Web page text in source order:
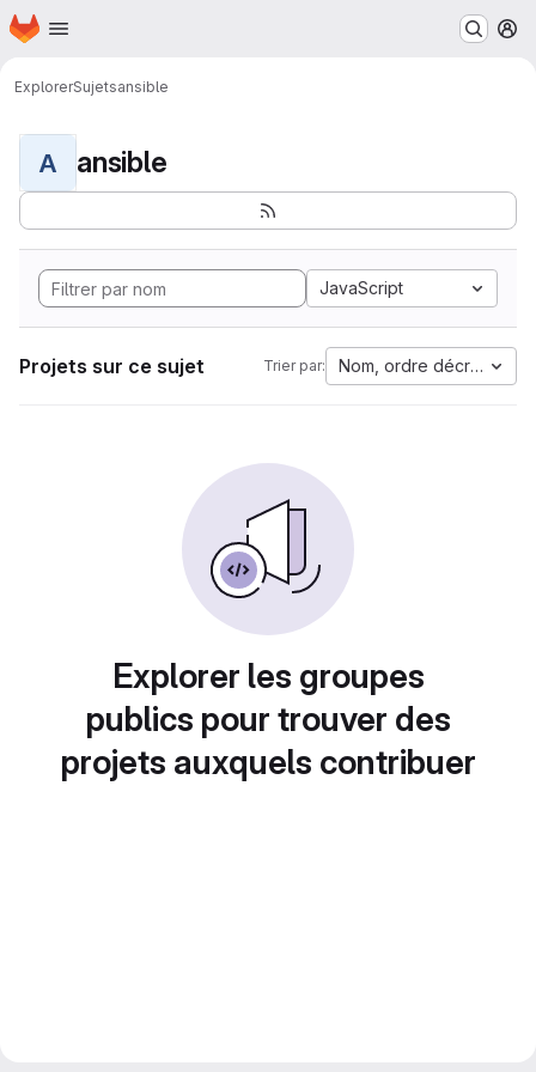
Passer au contenu principal
Page d'accueil
ExplorerSujetsansible
A ansible
JavaScript
Projets sur ce sujet Trier par: Nom, ordre décroissant
Explorer les groupes
publics pour trouver des
projets auxquels contribuer